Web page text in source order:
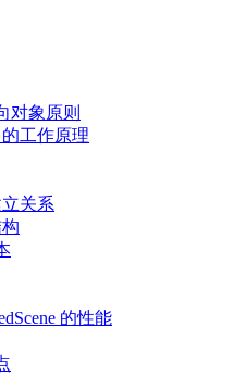
对象原则
工作原理
关系
的性能